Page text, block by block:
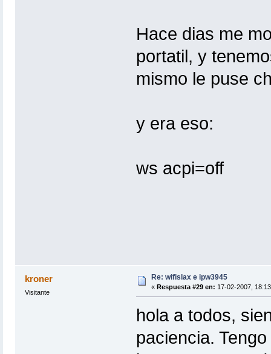
Hace dias me
portatil, y
mismo le puse
y era eso:
ws acpi=off
kroner
Visitante
Re: wifislax e ipw3945
« Respuesta #29 en: 17-02-2007,
hola a todos,
paciencia.